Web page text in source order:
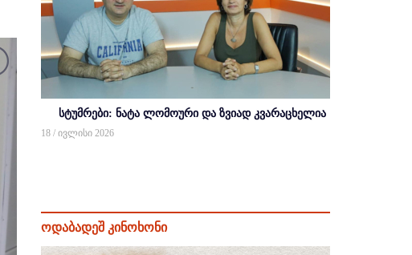
სტუმრები: ნატა ლომოური და ზვიად კვარაცხელია
18 / ივლისი 2026
ოდაბადეშ კინოხონი